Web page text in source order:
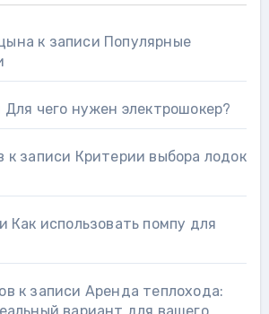
к записи Популярные
Для чего нужен электрошокер?
к записи Критерии выбора лодок
Как использовать помпу для
к записи Аренда теплохода:
вариант для вашего